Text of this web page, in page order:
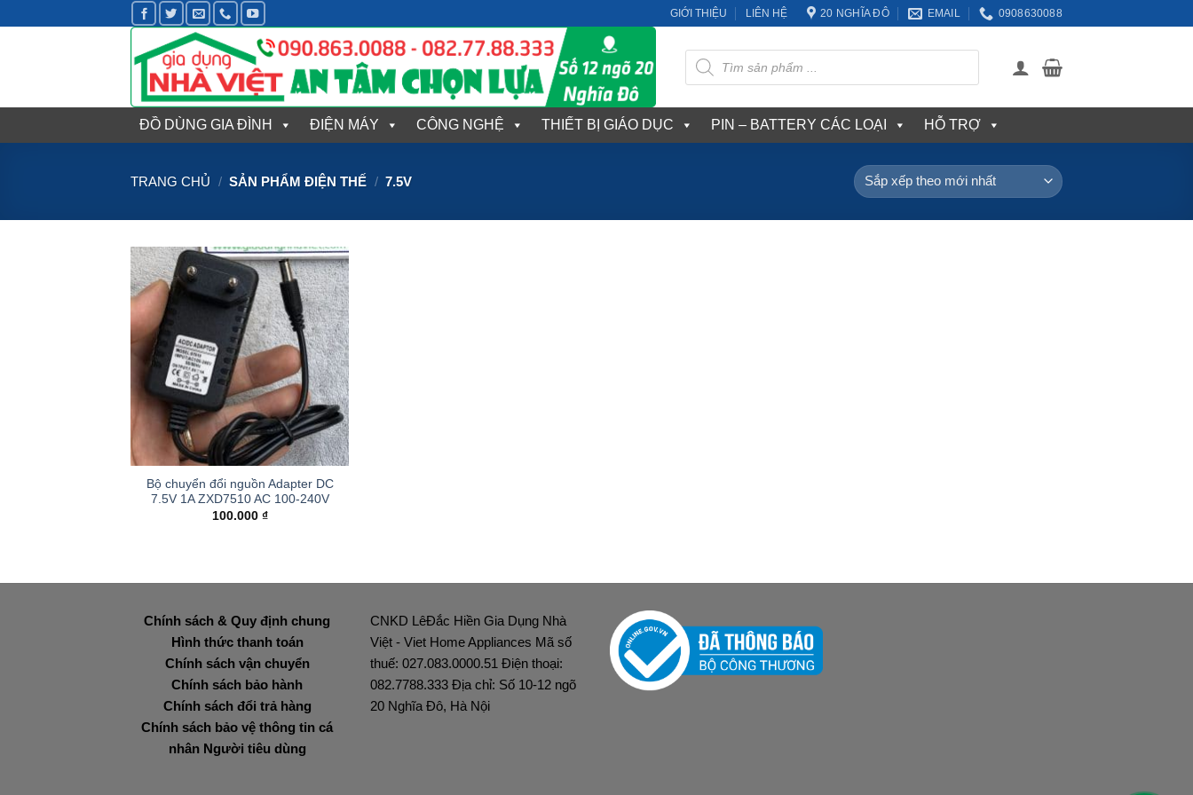
qua
GIỚI THIỆU LIÊN HỆ 20 NGHĨA ĐÔ EMAIL 0908630088
Tìm
kiếm
sản
phẩm
ĐỒ DÙNG GIA ĐÌNH ĐIỆN MÁY CÔNG NGHỆ THIẾT BỊ GIÁO DỤC PIN – BATTERY CÁC LOẠI HỖ TRỢ
TRANG CHỦ / SẢN PHẨM ĐIỆN THẾ / 7.5V
Bộ chuyển đổi nguồn Adapter DC
7.5V 1A ZXD7510 AC 100-240V
100.000 ₫
Chính sách & Quy định chung
Hình thức thanh toán
Chính sách vận chuyển
Chính sách bảo hành
Chính sách đổi trả hàng
Chính sách bảo vệ thông tin cá
nhân Người tiêu dùng
CNKD LêĐắc Hiền Gia Dụng Nhà
Việt - Viet Home Appliances Mã số
thuế: 027.083.0000.51 Điện thoại:
082.7788.333 Địa chỉ: Số 10-12 ngõ
20 Nghĩa Đô, Hà Nội